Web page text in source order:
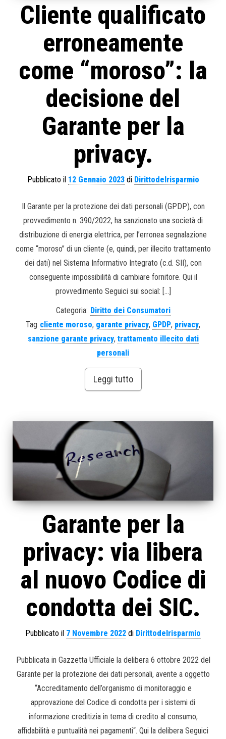
Cliente qualificato
erroneamente
come “moroso”: la
decisione del
Garante per la
privacy.
Pubblicato il 12 Gennaio 2023di Dirittodelrisparmio
Il Garante per la protezione dei dati personali (GPDP), con
provvedimento n. 390/2022, ha sanzionato una società di
distribuzione di energia elettrica, per l’erronea segnalazione
come “moroso” di un cliente (e, quindi, per illecito trattamento
dei dati) nel Sistema Informativo Integrato (c.d. SII), con
conseguente impossibilità di cambiare fornitore. Qui il
provvedimento Seguici sui social: […]
Categoria: Diritto dei Consumatori
Tag cliente moroso, garante privacy, GPDP, privacy,
sanzione garante privacy, trattamento illecito dati
personali
Leggi tutto
Garante per la
privacy: via libera
al nuovo Codice di
condotta dei SIC.
Pubblicato il 7 Novembre 2022 di Dirittodelrisparmio
Pubblicata in Gazzetta Ufficiale la delibera 6 ottobre 2022 del
Garante per la protezione dei dati personali, avente a oggetto
“Accreditamento dell’organismo di monitoraggio e
approvazione del Codice di condotta per i sistemi di
informazione creditizia in tema di credito al consumo,
affidabilità e puntualità nei pagamenti“. Qui la delibera Seguici